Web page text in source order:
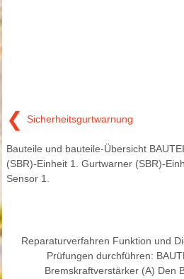
❮ Sicherheitsgurtwarnung
Bauteile und bauteile-Übersicht
(SBR)-Einheit 1. Gurtwarner (SBR)-
Sensor 1.
Reparaturverfahren Funktion und
Prüfungen durchführen:
Bremskraftverstärker (A) Den